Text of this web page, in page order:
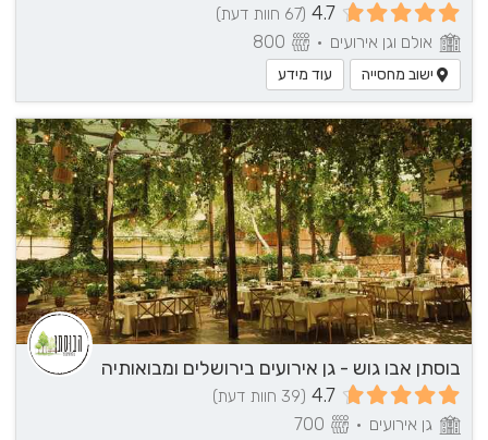
4.7 (67 חוות דעת)
אולם וגן אירועים •
ישוב מחסייה עוד מידע
בוסתן אבו גוש - גן אירועים בירושלים ומבואותיה
4.7 (39 חוות דעת)
גן אירועים •